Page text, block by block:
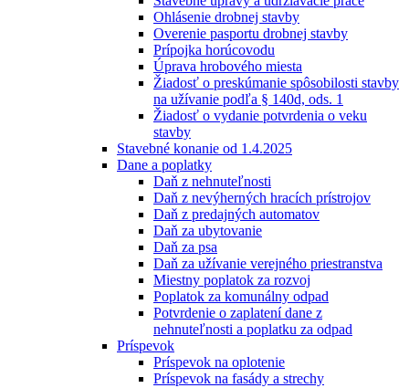
Ohlásenie drobnej stavby
Overenie pasportu drobnej stavby
Prípojka horúcovodu
Úprava hrobového miesta
Žiadosť o preskúmanie spôsobilosti stavby
na užívanie podľa § 140d, ods. 1
Žiadosť o vydanie potvrdenia o veku
stavby
Stavebné konanie od 1.4.2025
Dane a poplatky
Daň z nehnuteľnosti
Daň z nevýherných hracích prístrojov
Daň z predajných automatov
Daň za ubytovanie
Daň za psa
Daň za užívanie verejného priestranstva
Miestny poplatok za rozvoj
Poplatok za komunálny odpad
Potvrdenie o zaplatení dane z
nehnuteľnosti a poplatku za odpad
Príspevok
Príspevok na oplotenie
Príspevok na fasády a strechy